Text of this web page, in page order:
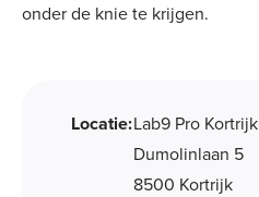
onder de knie te krijgen.
Locatie:Lab9 Pro Kortrijk
Dumolinlaan 5
8500 Kortrijk